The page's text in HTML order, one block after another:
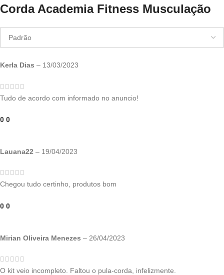
Corda Academia Fitness Musculação
Kerla Dias – 13/03/2023
Tudo de acordo com informado no anuncio!
0 0
Lauana22 – 19/04/2023
Chegou tudo certinho, produtos bom
0 0
Mirian Oliveira Menezes – 26/04/2023
O kit veio incompleto. Faltou o pula-corda, infelizmente.